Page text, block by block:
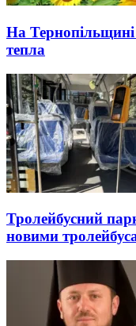
На Тернопільщині
тепла
Тролейбусний
новими